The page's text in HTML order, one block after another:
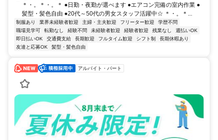
＊・。＊・。＊ ●日勤・夜勤が選べます ●エアコン完備の室内作業 ●
髪型・髪色自由 ●20代～50代の男女スタッフ活躍中☆ ＊・。＊...
制服あり 業界未経験者歓迎 主婦・主夫歓迎 フリーター歓迎
学歴不問
職場見学可
転勤なし 経験不問 未経験者歓迎 経験者歓迎 残業なし
週払いOK
即日払いOK
交通費支給 長期歓迎 フルタイム歓迎 シフト制
長期休暇あり
友達と応募OK
髪型・髪色自由
アルバイト・パート